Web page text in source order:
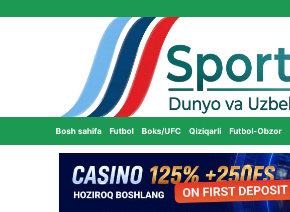
Bosh sahifa Futbol Boks/UFC Qiziqarli Futbol-Obzor